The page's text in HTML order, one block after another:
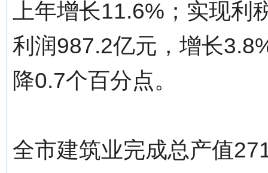
上年增长11.6%；实现
利润987.2亿元，增长
降0.7个百分点。
全市建筑业完成总产值